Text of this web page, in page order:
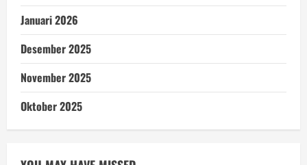
Januari 2026
Desember 2025
November 2025
Oktober 2025